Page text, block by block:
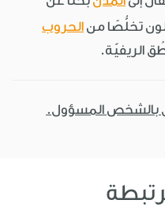
تخلُّصًا من الحروب
الريفيّة.
بالشخص المسؤول.